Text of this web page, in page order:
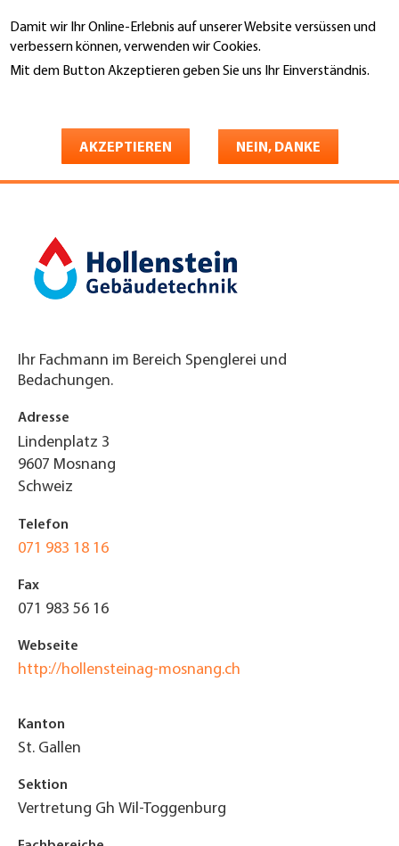
Damit wir Ihr Online-Erlebnis auf unserer Website versüssen und
verbessern können, verwenden wir Cookies.
Mit dem Button Akzeptieren geben Sie uns Ihr Einverständnis.
AKZEPTIEREN NEIN, DANKE
zum
Inhalt
Hollenstein Gebäudetechnik
Ihr Fachmann im Bereich Spenglerei und
Bedachungen.
Adresse
Lindenplatz 3
9607 Mosnang
Schweiz
Telefon
071 983 18 16
Fax
071 983 56 16
Webseite
http://hollensteinag-mosnang.ch
Kanton
St. Gallen
Sektion
Vertretung Gh Wil-Toggenburg